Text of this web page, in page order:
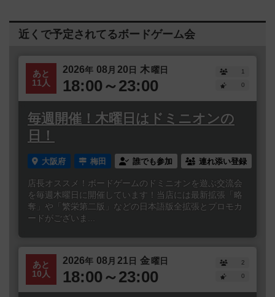
近くで予定されてるボードゲーム会
あと
11人
2026年 08 月 20日 木曜日
18:00～23:00
1
0
毎週開催！木曜日はドミニオンの
日！
大阪府 梅田 誰でも参加 連れ添い登録
店長オススメ！ボードゲームのドミニオンを遊ぶ交流会
を毎週木曜日に開催しています！当店には最新拡張「略
奪」や「繁栄第二版」などの日本語版全拡張とプロモカ
ードがございま...
あと
10人
2026年 08 月 21日 金曜日
18:00～23:00
2
0